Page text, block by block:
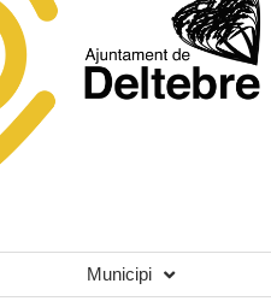
Municipi